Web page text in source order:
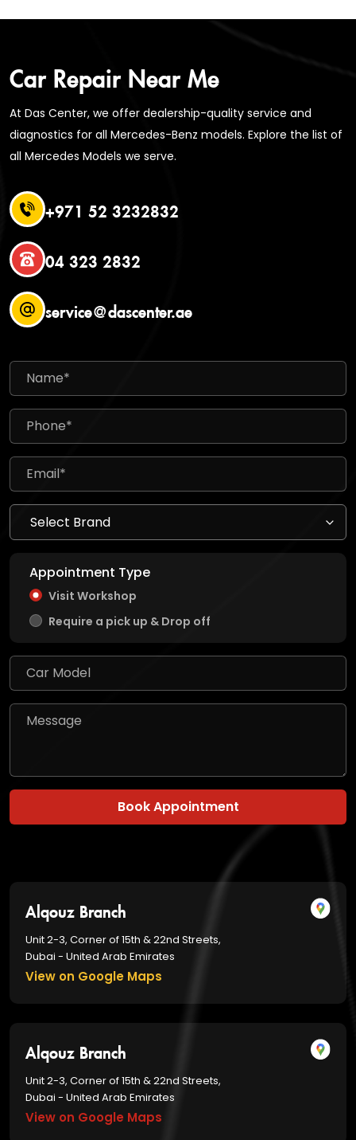
Car Repair Near Me
At Das Center, we offer dealership-quality service and
diagnostics for all Mercedes-Benz models. Explore the list of
all Mercedes Models we serve.
+971 52 3232832
04 323 2832
service@dascenter.ae
Appointment Type
Visit Workshop
Require a pick up & Drop off
Book Appointment
Alqouz Branch
Unit 2-3, Corner of 15th & 22nd Streets,
Dubai - United Arab Emirates
View on Google Maps
Alqouz Branch
Unit 2-3, Corner of 15th & 22nd Streets,
Dubai - United Arab Emirates
View on Google Maps